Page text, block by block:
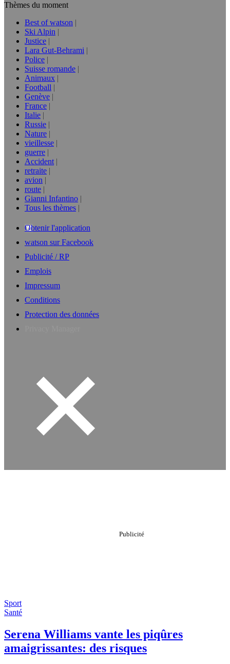
Thèmes du moment
Best of watson
Ski Alpin
Justice
Lara Gut-Behrami
Police
Suisse romande
Animaux
Football
Genève
France
Italie
Russie
Nature
vieillesse
guerre
Accident
retraite
avion
route
Gianni Infantino
Tous les thèmes
Obtenir l'application
watson sur Facebook
Publicité / RP
Emplois
Impressum
Conditions
Protection des données
Sport
Santé
Serena Williams vante les piqûres
amaigrissantes: des risques